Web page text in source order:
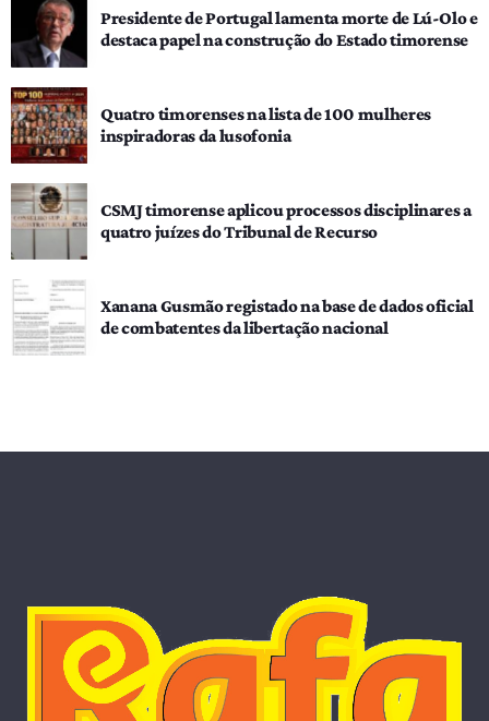
Presidente de Portugal lamenta morte de Lú-Olo e
destaca papel na construção do Estado timorense
Quatro timorenses na lista de 100 mulheres
inspiradoras da lusofonia
CSMJ timorense aplicou processos disciplinares a
quatro juízes do Tribunal de Recurso
Xanana Gusmão registado na base de dados oficial
de combatentes da libertação nacional